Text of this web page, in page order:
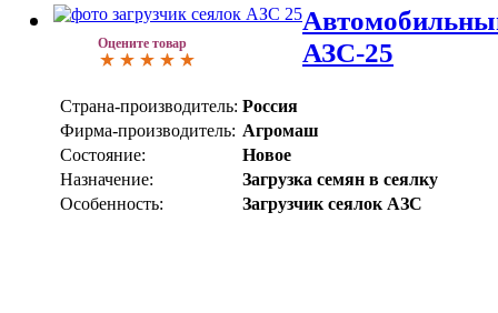
Оцените товар
АЗС-25
Страна-производитель: Россия
Фирма-производитель: Агромаш
Состояние:
Новое
Назначение:
Загрузка семян в сеялку
Особенность:
Загрузчик сеялок АЗС